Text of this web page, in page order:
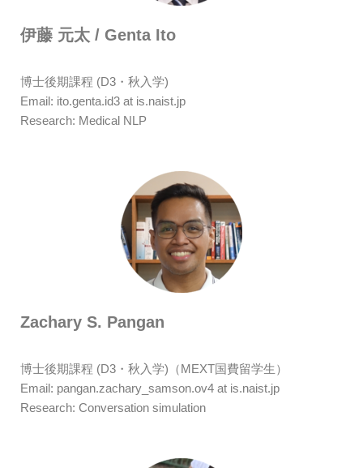
伊藤 元太 / Genta Ito
博士後期課程 (D3・秋入学)
Email: ito.genta.id3 at is.naist.jp
Research: Medical NLP
Zachary S. Pangan
博士後期課程 (D3・秋入学)（MEXT国費留学生）
Email: pangan.zachary_samson.ov4 at is.naist.jp
Research: Conversation simulation